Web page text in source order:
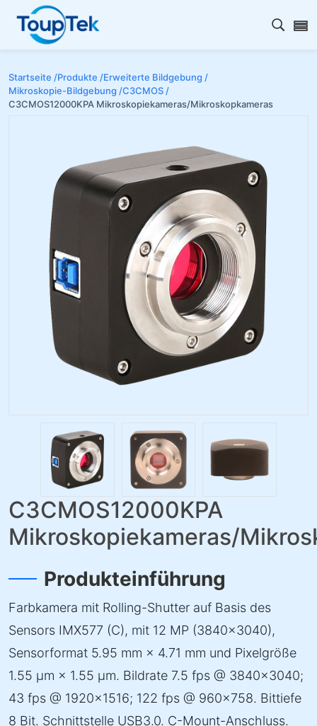
Open
Startseite /Produkte /Erweiterte Bildgebung /
Mikroskopie-Bildgebung /C3CMOS /
C3CMOS12000KPA Mikroskopiekameras/Mikroskopkameras
C3CMOS12000KPA
Mikroskopiekameras/
Produkteinführung
Farbkamera mit Rolling-Shutter auf Basis des
Sensors IMX577 (C), mit 12 MP (3840×3040),
Sensorformat 5.95 mm × 4.71 mm und Pixelgröße
1.55 µm × 1.55 µm. Bildrate 7.5 fps @ 3840×3040;
43 fps @ 1920×1516; 122 fps @ 960×758. Bittiefe
8 Bit. Schnittstelle USB3.0. C-Mount-Anschluss.